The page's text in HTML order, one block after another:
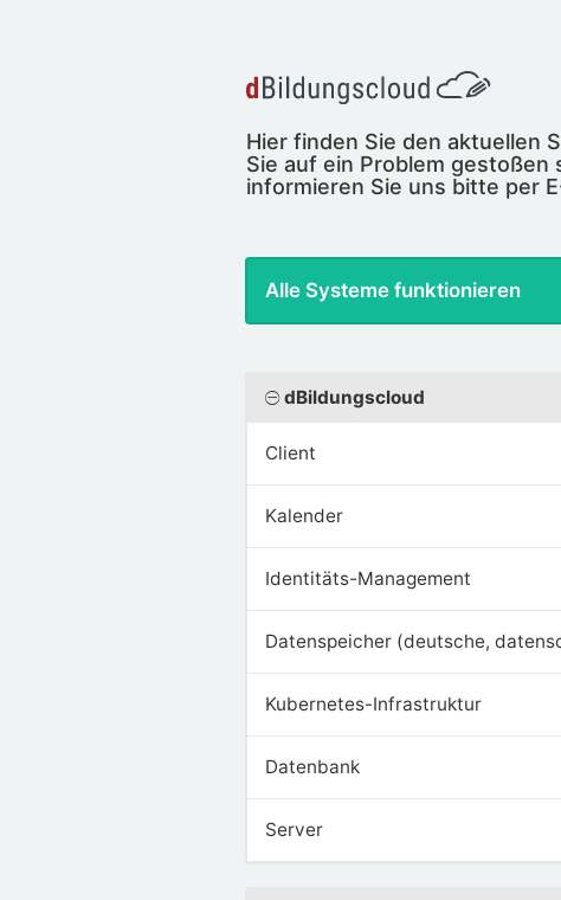
Hier finden Sie den aktuellen
Sie auf ein Problem
informieren Sie uns bitte per
Alle Systeme funktionieren
dBildungscloud
Client
Kalender
Identitäts-Management
Datenspeicher (deutsche,
Kubernetes-Infrastruktur
Datenbank
Server